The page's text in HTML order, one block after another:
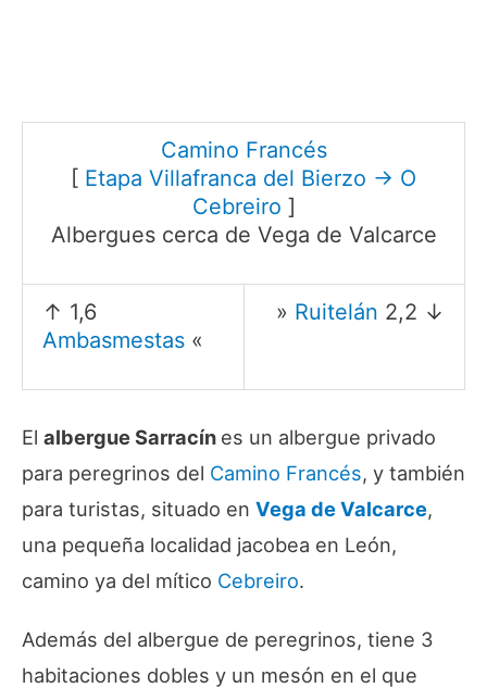
Camino Francés
[ Etapa Villafranca del Bierzo → O
Cebreiro ]
Albergues cerca de Vega de Valcarce
↑ 1,6
Ambasmestas «
» Ruitelán 2,2 ↓
El albergue Sarracín es un albergue privado
para peregrinos del Camino Francés, y también
para turistas, situado en Vega de Valcarce,
una pequeña localidad jacobea en León,
camino ya del mítico Cebreiro.
Además del albergue de peregrinos, tiene 3
habitaciones dobles y un mesón en el que